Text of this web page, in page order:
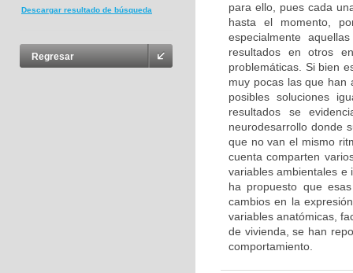
Descargar resultado de búsqueda
Regresar
para ello, pues cada
hasta el momento,
especialmente
resultados en otros
problemáticas. Si bien
muy pocas las que han
posibles soluciones
resultados se
neurodesarrollo donde
que no van el mismo
cuenta comparten
variables ambientales e
ha propuesto que
cambios en la
variables anatómicas,
de vivienda, se han
comportamiento.